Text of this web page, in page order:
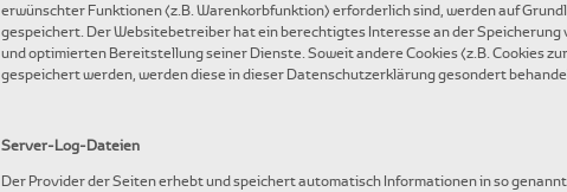
erwünschter Funktionen (z.B. Warenkorbfunktion) erforderlich sind, werden auf
gespeichert. Der Websitebetreiber hat ein berechtigtes Interesse an der Speicherung
und optimierten Bereitstellung seiner Dienste. Soweit andere Cookies (z.B. Cookies
gespeichert werden, werden diese in dieser Datenschutzerklärung gesondert
Server-Log-Dateien
Der Provider der Seiten erhebt und speichert automatisch Informationen in so